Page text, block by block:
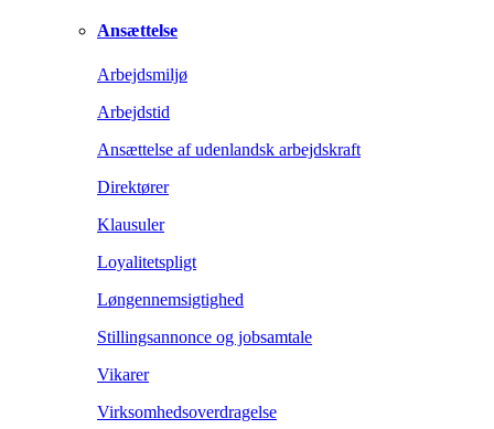
Ansættelse
Arbejdsmiljø
Arbejdstid
Ansættelse af udenlandsk arbejdskraft
Direktører
Klausuler
Loyalitetspligt
Løngennemsigtighed
Stillingsannonce og jobsamtale
Vikarer
Virksomhedsoverdragelse